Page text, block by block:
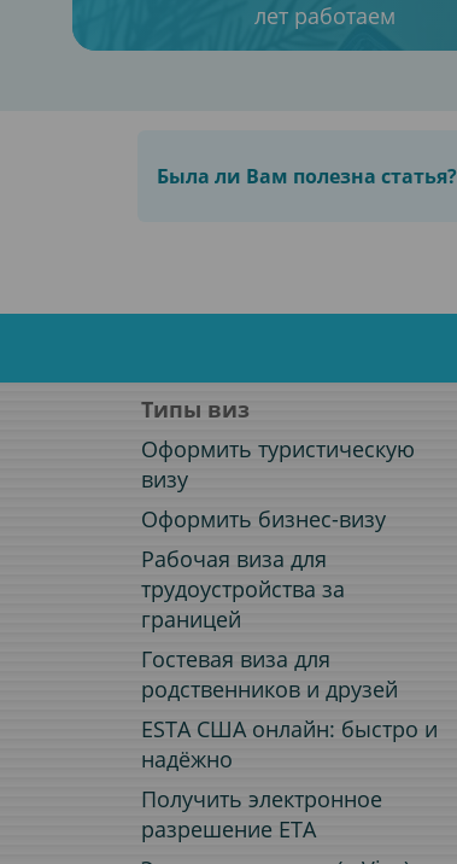
лет работаем
Была ли Вам полезна статья?
Типы виз
Оформить туристическую
визу
Оформить бизнес-визу
Рабочая виза для
трудоустройства за
границей
Гостевая виза для
родственников и друзей
ESTA США онлайн: быстро и
надёжно
Получить электронное
разрешение ETA